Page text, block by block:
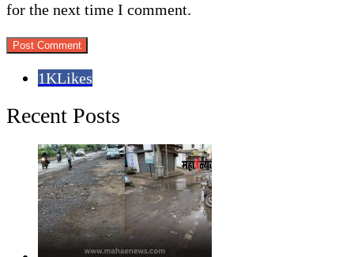
for the next time I comment.
1KLikes
Recent Posts